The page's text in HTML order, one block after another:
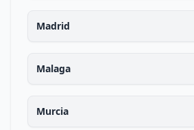
Madrid
Malaga
Murcia